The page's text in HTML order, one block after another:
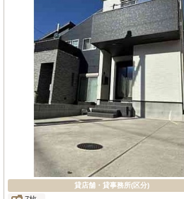
貸店舗・貸事務所(区分)